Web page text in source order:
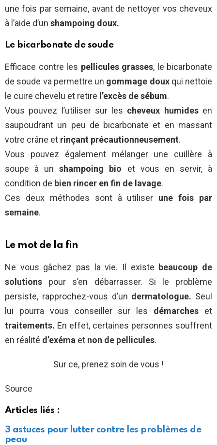
une fois par semaine, avant de nettoyer vos cheveux
à l’aide d’un shampoing doux.
Le bicarbonate de soude
Efficace contre les pellicules grasses, le bicarbonate
de soude va permettre un gommage douxqui nettoie
le cuire chevelu et retire l’excès de sébum.
Vous pouvez l’utiliser sur les cheveux humidesen
saupoudrant un peu de bicarbonate et en massant
votre crâne et rinçant précautionneusement.
Vous pouvez également mélanger une cuillère à
soupe à unshampoing bio et vous en servir, à
condition de bien rincer en fin de lavage.
Ces deux méthodes sont à utiliser une fois par
semaine.
Le mot de la fin
Ne vous gâchez pas la vie. Il existe beaucoup de
solutions pour s’en débarrasser. Si le problème
persiste, rapprochez-vous d’un dermatologue. Seul
lui pourra vous conseiller sur les démarches et
traitements. En effet, certaines personnes souffrent
en réalité d’exéma et non de pellicules.
Sur ce, prenez soin de vous !
Source
Articles liés :
3 astuces pour lutter contre les problèmes de
peau